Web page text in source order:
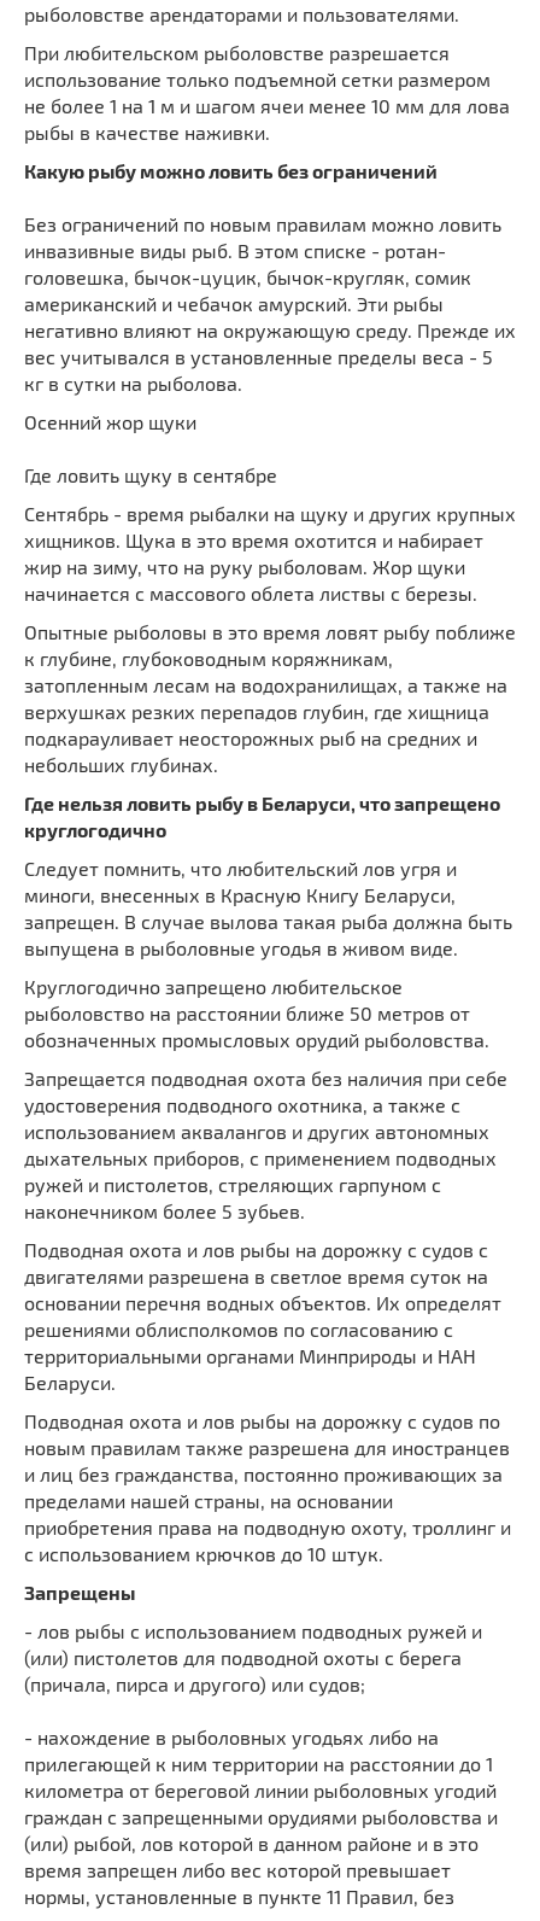
рыболовстве арендаторами и пользователями.
При любительском рыболовстве разрешается
использование только подъемной сетки размером
не более 1 на 1 м и шагом ячеи менее 10 мм для лова
рыбы в качестве наживки.
Какую рыбу можно ловить без ограничений
Без ограничений по новым правилам можно ловить
инвазивные виды рыб. В этом списке - ротан-
головешка, бычок-цуцик, бычок-кругляк, сомик
американский и чебачок амурский. Эти рыбы
негативно влияют на окружающую среду. Прежде их
вес учитывался в установленные пределы веса - 5
кг в сутки на рыболова.
Осенний жор щуки
Где ловить щуку в сентябре
Сентябрь - время рыбалки на щуку и других крупных
хищников. Щука в это время охотится и набирает
жир на зиму, что на руку рыболовам. Жор щуки
начинается с массового облета листвы с березы.
Опытные рыболовы в это время ловят рыбу поближе
к глубине, глубоководным коряжникам,
затопленным лесам на водохранилищах, а также на
верхушках резких перепадов глубин, где хищница
подкарауливает неосторожных рыб на средних и
небольших глубинах.
Где нельзя ловить рыбу в Беларуси, что запрещено
круглогодично
Следует помнить, что любительский лов угря и
миноги, внесенных в Красную Книгу Беларуси,
запрещен. В случае вылова такая рыба должна быть
выпущена в рыболовные угодья в живом виде.
Круглогодично запрещено любительское
рыболовство на расстоянии ближе 50 метров от
обозначенных промысловых орудий рыболовства.
Запрещается подводная охота без наличия при себе
удостоверения подводного охотника, а также с
использованием аквалангов и других автономных
дыхательных приборов, с применением подводных
ружей и пистолетов, стреляющих гарпуном с
наконечником более 5 зубьев.
Подводная охота и лов рыбы на дорожку с судов с
двигателями разрешена в светлое время суток на
основании перечня водных объектов. Их определят
решениями облисполкомов по согласованию с
территориальными органами Минприроды и НАН
Беларуси.
Подводная охота и лов рыбы на дорожку с судов по
новым правилам также разрешена для иностранцев
и лиц без гражданства, постоянно проживающих за
пределами нашей страны, на основании
приобретения права на подводную охоту, троллинг и
с использованием крючков до 10 штук.
Запрещены
- лов рыбы с использованием подводных ружей и
(или) пистолетов для подводной охоты с берега
(причала, пирса и другого) или судов;
- нахождение в рыболовных угодьях либо на
прилегающей к ним территории на расстоянии до 1
километра от береговой линии рыболовных угодий
граждан с запрещенными орудиями рыболовства и
(или) рыбой, лов которой в данном районе и в это
время запрещен либо вес которой превышает
нормы, установленные в пункте 11 Правил, без